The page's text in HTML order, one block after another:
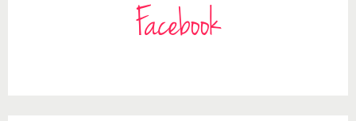
Facebook